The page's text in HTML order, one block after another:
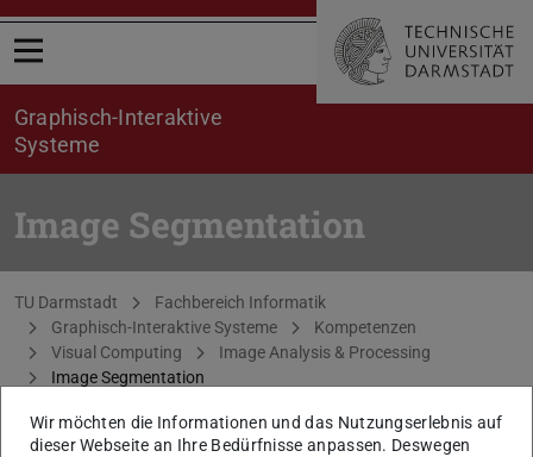
Menü öffnen
Graphisch-Interaktive
Systeme
Image Segmentation
Sie befinden sich hier:
TU Darmstadt
Fachbereich Informatik
Graphisch-Interaktive Systeme
Kompetenzen
Visual Computing
Image Analysis & Processing
Image Segmentation
Wir möchten die Informationen und das Nutzungserlebnis auf
dieser Webseite an Ihre Bedürfnisse anpassen. Deswegen